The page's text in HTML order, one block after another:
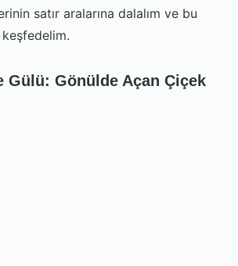
satır aralarına dalalım ve bu
Gülü: Gönülde Açan Çiçek